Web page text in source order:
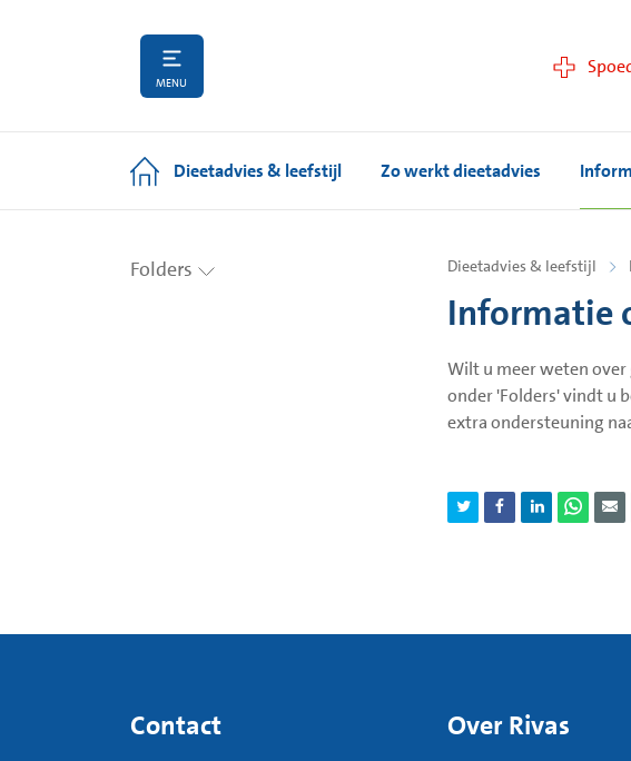
MENU
Dieetadvies & leefstijl Zo werkt dieetadvies
Folders Dieetadvies & leefstijl
Informatie
Wilt u meer weten over
onder 'Folders' vindt u
extra ondersteuning
Contact Over Rivas